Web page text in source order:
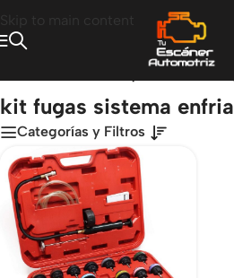
Skip to main content
kit fugas sistema
Categorías y Filtros